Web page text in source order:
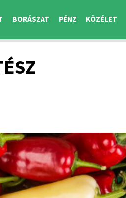
BORÁSZAT PÉNZ KÖZÉLET